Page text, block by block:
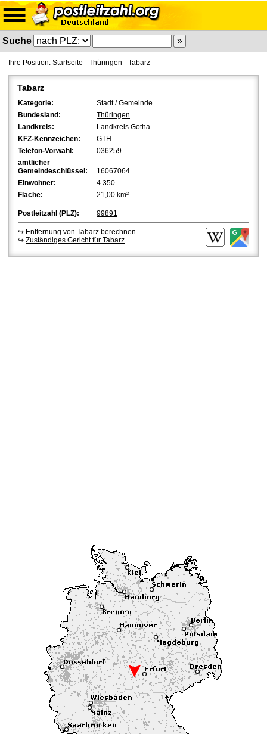
Suche
Ihre Position: Startseite - Thüringen - Tabarz
Tabarz
Kategorie:
Stadt / Gemeinde
Bundesland:
Thüringen
Landkreis:
Landkreis Gotha
KFZ-Kennzeichen:
GTH
Telefon-Vorwahl:
036259
amtlicher
Gemeindeschlüssel:
16067064
Einwohner:
4.350
Fläche:
21,00 km²
Postleitzahl (PLZ): 99891
↪ Entfernung von Tabarz berechnen
↪ Zuständiges Gericht für Tabarz